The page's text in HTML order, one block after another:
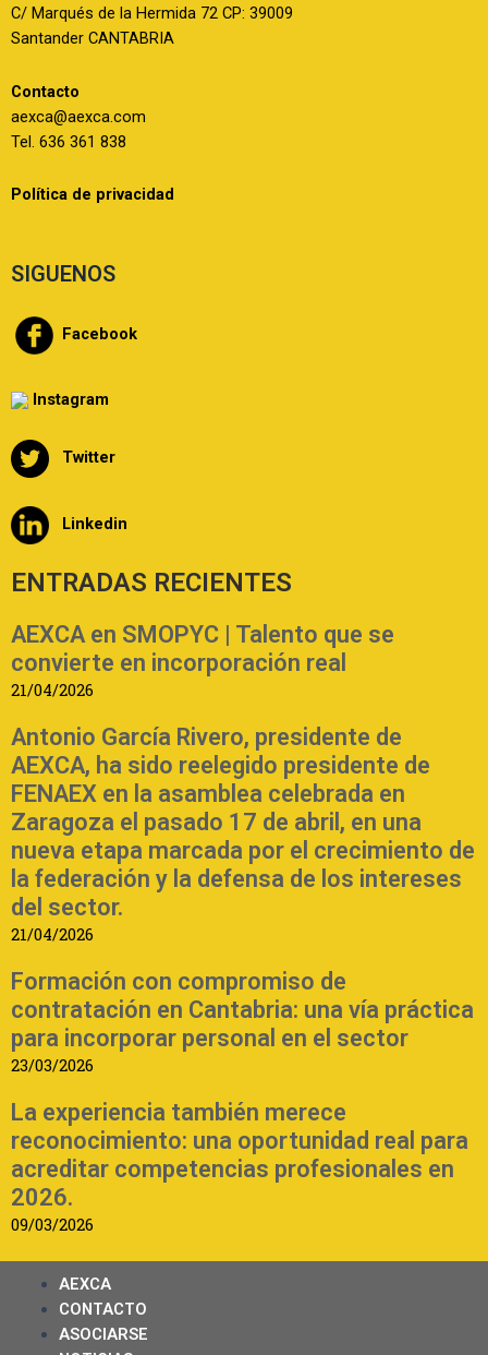
C/ Marqués de la Hermida 72 CP: 39009
Santander CANTABRIA
Contacto
aexca@aexca.com
Tel. 636 361 838
Política de privacidad
SIGUENOS
Facebook
Instagram
Twitter
Linkedin
ENTRADAS RECIENTES
AEXCA en SMOPYC | Talento que se
convierte en incorporación real
21/04/2026
Antonio García Rivero, presidente de
AEXCA, ha sido reelegido presidente de
FENAEX en la asamblea celebrada en
Zaragoza el pasado 17 de abril, en una
nueva etapa marcada por el crecimiento de
la federación y la defensa de los intereses
del sector.
21/04/2026
Formación con compromiso de
contratación en Cantabria: una vía práctica
para incorporar personal en el sector
23/03/2026
La experiencia también merece
reconocimiento: una oportunidad real para
acreditar competencias profesionales en
2026.
09/03/2026
AEXCA
CONTACTO
ASOCIARSE